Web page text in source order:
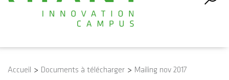
Accueil > Documents à télécharger > Mailing nov 2017